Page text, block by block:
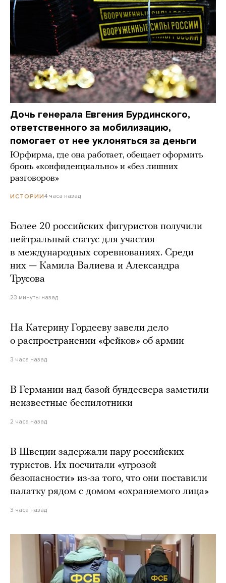
Дочь генерала Евгения Бурдинского,
ответственного за мобилизацию,
помогает от нее уклоняться за деньги
Юрфирма, где она работает, обещает оформить
бронь «конфиденциально» и «без лишних
разговоров»
ИСТОРИИ4 часа назад
Более 20 российских фигуристов получили
нейтральный статус для участия
в международных соревнованиях. Среди
них — Камила Валиева и Александра
Трусова
23 минуты назад
На Катерину Гордееву завели дело
о распространении «фейков» об армии
3 часа назад
В Германии над базой бундесвера заметили
неизвестные беспилотники
2 часа назад
В Швеции задержали пару российских
туристов. Их посчитали «угрозой
безопасности» из-за того, что они поставили
палатку рядом с домом «охраняемого лица»
3 часа назад